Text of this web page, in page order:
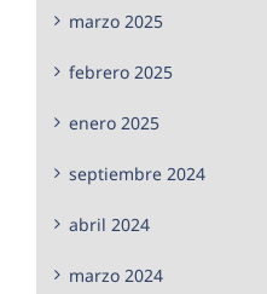
marzo 2025
febrero 2025
enero 2025
septiembre 2024
abril 2024
marzo 2024